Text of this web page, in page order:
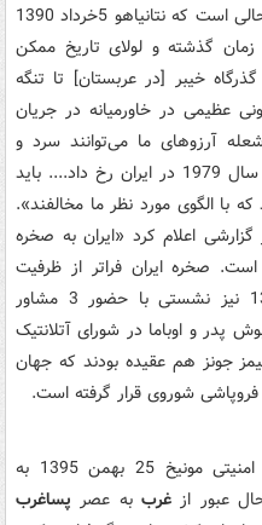
11- نگاه مرعوب و منفعل به غرب در حالی است که نتانیاهو 5خرداد 1390
زمان گذشته و لولای تاریخ ممکن
خیبر [در عربستان] تا تنگه
عظیمی در خاورمیانه در جریان
آرزوهای ما می‌توانند سرد و
خاموش شوند، مانند همان اتفاقی که سال 1979 در ایران رخ داد.... باید
با الگوی مورد نظر ما مخالفند».
اعلام کرد «ایران به صخره
صخره ایران فراتر از ظرفیت
پاسخگویی موثر ماست». 22آذر 1389 نیز نشستی با حضور 3 مشاور
پدر و اوباما در شورای آتلانتیک
جونز هم عقیده بودند که جهان
شوروی قرار گرفته است.
12- ولفکانگ ایشینگر رئیس‌کنفرانس امنیتی مونیخ 25 بهمن 1395 به
عبور از غرببه عصر پساغرب